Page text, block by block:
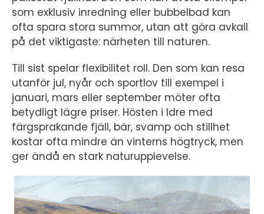
som exklusiv inredning eller bubbelbad kan
ofta spara stora summor, utan att göra avkall
på det viktigaste: närheten till naturen.
Till sist spelar flexibilitet roll. Den som kan resa
utanför jul, nyår och sportlov till exempel i
januari, mars eller september möter ofta
betydligt lägre priser. Hösten i Idre med
färgsprakande fjäll, bär, svamp och stillhet
kostar ofta mindre än vinterns högtryck, men
ger ändå en stark naturupplevelse.